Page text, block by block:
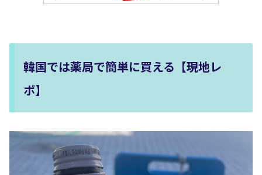
韓国では薬局で簡単に買える【現地レ
ポ】